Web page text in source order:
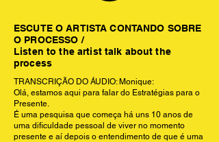
ESCUTE O ARTISTA CONTANDO SOBRE
O PROCESSO /
Listen to the artist talk about the
process
TRANSCRIÇÃO DO ÁUDIO: Monique:
Olá, estamos aqui para falar do Estratégias para o
Presente.
É uma pesquisa que começa há uns 10 anos de
uma dificuldade pessoal de viver no momento
presente e aí depois o entendimento de que é uma